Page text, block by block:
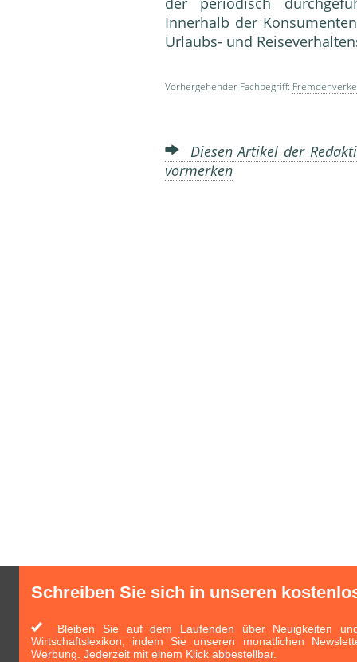
Innerhalb der
Urlaubs- und
Vorhergehender Fachbegriff:
Diesen Artikel der
vormerken
Schreiben Sie sich in unseren
Bleiben Sie auf dem Laufenden über Neuigkeiten
Wirtschaftslexikon, indem Sie unseren monatlichen
Werbung. Jederzeit mit einem Klick abbestellbar.